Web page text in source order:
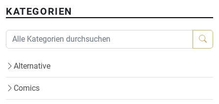
KATEGORIEN
Alternative
Comics